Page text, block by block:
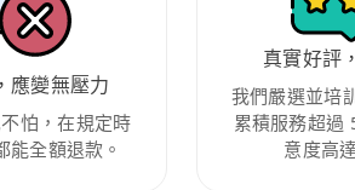
應變無壓力
怕，在規定時
能全額退款。
真實好評
我們嚴選並培
累積服務超過
意度高